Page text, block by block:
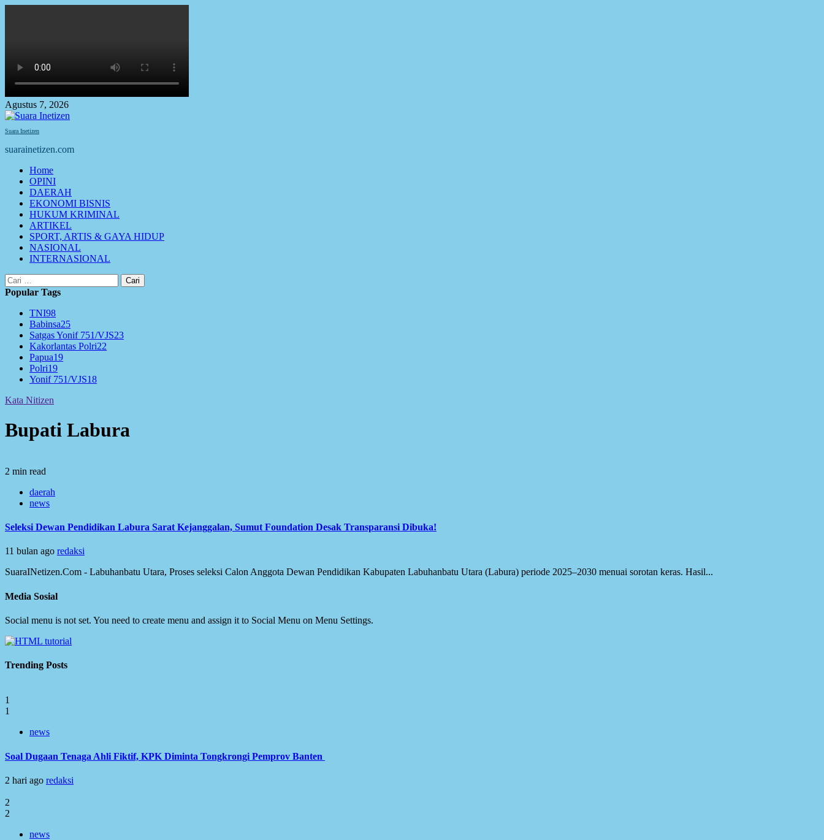
Agustus 7, 2026
Suara Inetizen
suarainetizen.com
Primary
Menu
Home
OPINI
DAERAH
EKONOMI BISNIS
HUKUM KRIMINAL
ARTIKEL
SPORT, ARTIS & GAYA HIDUP
NASIONAL
INTERNASIONAL
Cari
untuk:
Popular Tags
TNI98
Babinsa25
Satgas Yonif 751/VJS23
Kakorlantas Polri22
Papua19
Polri19
Yonif 751/VJS18
Kata Nitizen
Bupati Labura
2 min read
daerah
news
Seleksi Dewan Pendidikan Labura Sarat Kejanggalan, Sumut Foundation Desak Transparansi Dibuka!
11 bulan ago redaksi
SuaraINetizen.Com - Labuhanbatu Utara, Proses seleksi Calon Anggota Dewan Pendidikan Kabupaten Labuhanbatu Utara (Labura) periode 2025–2030 menuai sorotan keras. Hasil...
Media Sosial
Social menu is not set. You need to create menu and assign it to Social Menu on Menu Settings.
Trending Posts
1
1
news
Soal Dugaan Tenaga Ahli Fiktif, KPK Diminta Tongkrongi Pemprov Banten
2 hari ago redaksi
2
2
news